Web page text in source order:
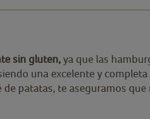
sin gluten,ya que las
una excelente y completa
patatas, te aseguramos que